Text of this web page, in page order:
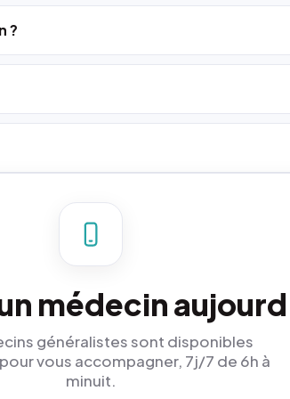
?
médecin
généralistes sont disponibles
vous accompagner, 7j/7 de 6h à
minuit.